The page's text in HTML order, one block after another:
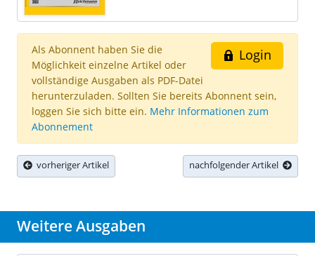
Login
Als Abonnent haben Sie die
Möglichkeit einzelne Artikel oder
vollständige Ausgaben als PDF-Datei
herunterzuladen. Sollten Sie bereits Abonnent sein,
loggen Sie sich bitte ein. Mehr Informationen zum
Abonnement
vorheriger Artikel nachfolgender Artikel
Weitere Ausgaben